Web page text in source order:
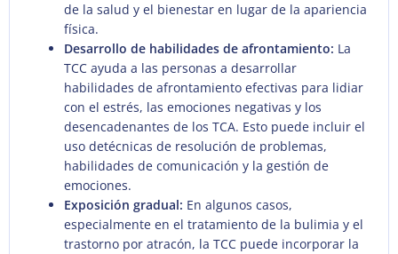
de la salud y el bienestar en lugar de la apariencia
física.
Desarrollo de habilidades de afrontamiento: La
TCC ayuda a las personas a desarrollar
habilidades de afrontamiento efectivas para lidiar
con el estrés, las emociones negativas y los
desencadenantes de los TCA. Esto puede incluir el
uso detécnicas de resolución de problemas,
habilidades de comunicación y la gestión de
emociones.
Exposición gradual: En algunos casos,
especialmente en el tratamiento de la bulimia y el
trastorno por atracón, la TCC puede incorporar la